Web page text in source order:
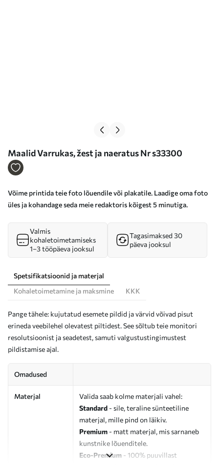
Maalid Varrukas, žest ja naeratus Nr s33300
Võime printida teie foto lõuendile või plakatile. Laadige oma foto
üles ja kohandage seda meie redaktoris kõigest 5 minutiga.
Valmis
kohaletoimetamiseks
1–3 tööpäeva jooksul
Tagasimaksed 30
päeva jooksul
Spetsifikatsioonid ja materjal
Kohaletoimetamine ja maksmine
KKK
Pange tähele: kujutatud esemete pildid ja värvid võivad pisut
erineda veebilehel olevatest piltidest. See sõltub teie monitori
resolutsioonist ja seadetest, samuti valgustustingimustest
pildistamise ajal.
Omadused
Materjal
Valida saab kolme materjali vahel:
Standard - sile, teraline sünteetiline
materjal, mille pind on läikiv.
Premium - matt materjal, mis sarnaneb
kunstnike lõuenditele.
Eco-Premium - 100% puuvillast